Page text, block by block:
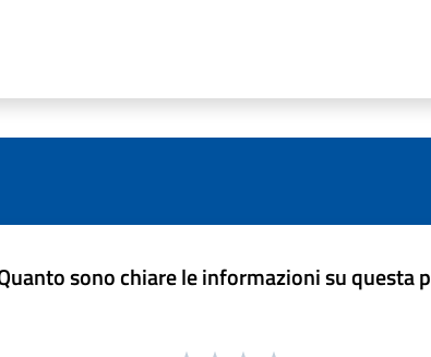
sono chiare le informazioni su questa